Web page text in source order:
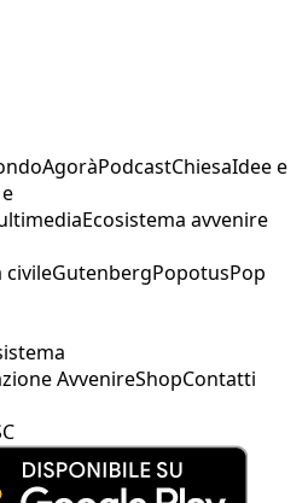
AgoràPodcastChiesaIdee e
Ecosistema avvenire
civileGutenbergPopotusPop
AvvenireShopContatti